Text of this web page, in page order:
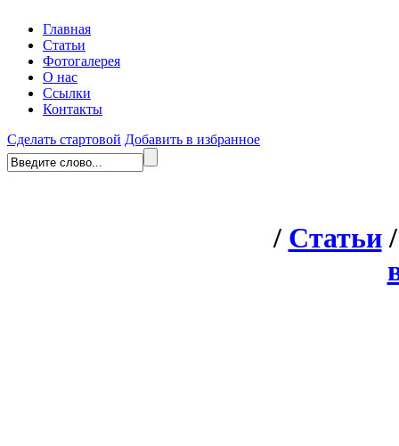
Главная
Статьи
Фотогалерея
О нас
Ссылки
Контакты
Сделать стартовой Добавить в избранное
/ Статьи